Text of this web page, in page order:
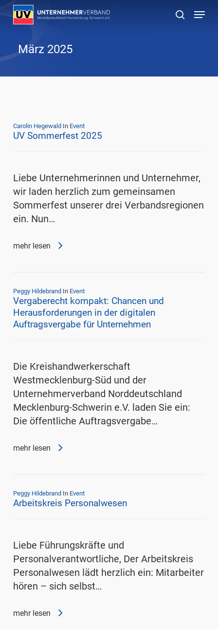
Skip
content
suchen
Menu
März 2025
Carolin Hegewald In Event
UV Sommerfest 2025
Liebe Unternehmerinnen und Unternehmer,
wir laden herzlich zum gemeinsamen
Sommerfest unserer drei Verbandsregionen
ein. Nun…
mehr lesen
Peggy Hildebrand In Event
Vergaberecht kompakt: Chancen und
Herausforderungen in der digitalen
Auftragsvergabe für Unternehmen
Die Kreishandwerkerschaft
Westmecklenburg-Süd und der
Unternehmerverband Norddeutschland
Mecklenburg-Schwerin e.V. laden Sie ein:
Die öffentliche Auftragsvergabe…
mehr lesen
Peggy Hildebrand In Event
Arbeitskreis Personalwesen
Liebe Führungskräfte und
Personalverantwortliche, Der Arbeitskreis
Personalwesen lädt herzlich ein: Mitarbeiter
hören – sich selbst…
mehr lesen